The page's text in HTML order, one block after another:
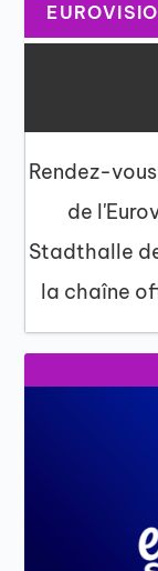
Rendez-
de
Stadthalle
la chaîne